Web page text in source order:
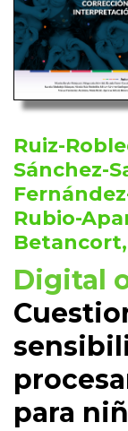
Ruiz-
Sánchez-
Rubio-
Digital
para